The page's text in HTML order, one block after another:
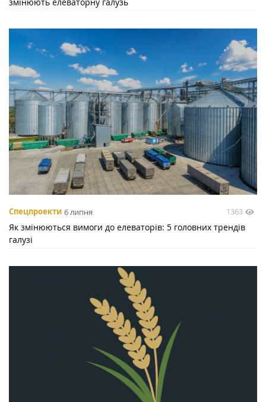
змінюють елеваторну галузь
Спецпроекти 6 липня 1363
Як змінюються вимоги до елеваторів: 5 головних трендів
галузі